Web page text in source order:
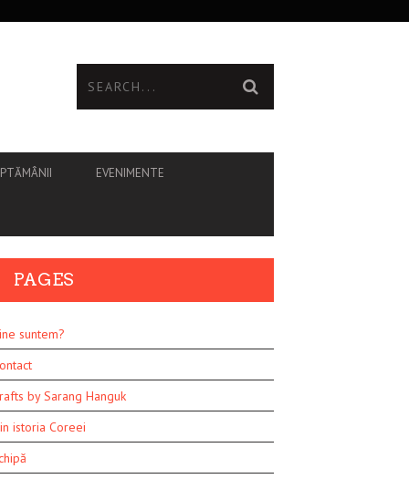
EVENIMENTE
PAGES
suntem?
by Sarang Hanguk
istoria Coreei